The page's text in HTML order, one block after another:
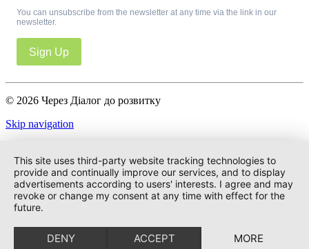
You can unsubscribe from the newsletter at any time via the link in our
newsletter.
Sign Up
© 2026 Через Діалог до розвитку
Skip navigation
Політика конфіденційності
This site uses third-party website tracking technologies to
provide and continually improve our services, and to display
advertisements according to users' interests. I agree and may
revoke or change my consent at any time with effect for the
future.
DENY ACCEPT MORE